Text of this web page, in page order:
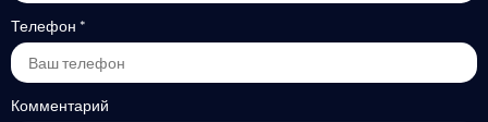
Телефон *
Комментарий